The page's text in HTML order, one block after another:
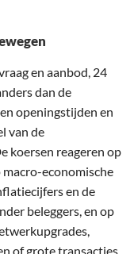
en aanbod, 24
dan de
openingstijden en
van de
koersen reageren op
economische
en de
beleggers, en op
of grote transacties